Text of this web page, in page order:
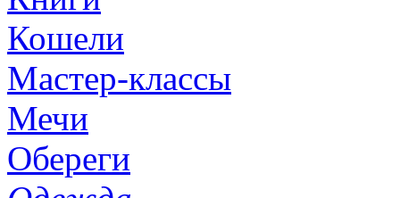
Кошели
Мастер-классы
Мечи
Обереги